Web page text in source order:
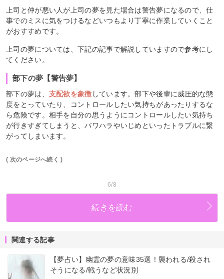
上司と仲が悪い人が上司の夢を見た場合は警告夢になるので、仕
事でのミスに気をつけるなどいつもより丁寧に作業していくこと
がおすすめです。
上司の夢については、下記の記事で解説していますので参考にし
てください。
部下の夢【警告夢】
部下の夢は、 支配欲を象徴 しています。部下や後輩に威圧的な態
度をとっていたり、コントロールしたい気持ちがあったりするな
ら危険です。相手を自分の思うようにコントロールしたい気持ち
が行きすぎてしまうと、パワハラやいじめといったトラブルに繋
がってしまいます。
( 次のページへ続く )
6/8
続きを読む
関連する記事
【夢占い】幽霊の夢の意味35選！襲われる/殺され
そうになる/戦うなど状況別